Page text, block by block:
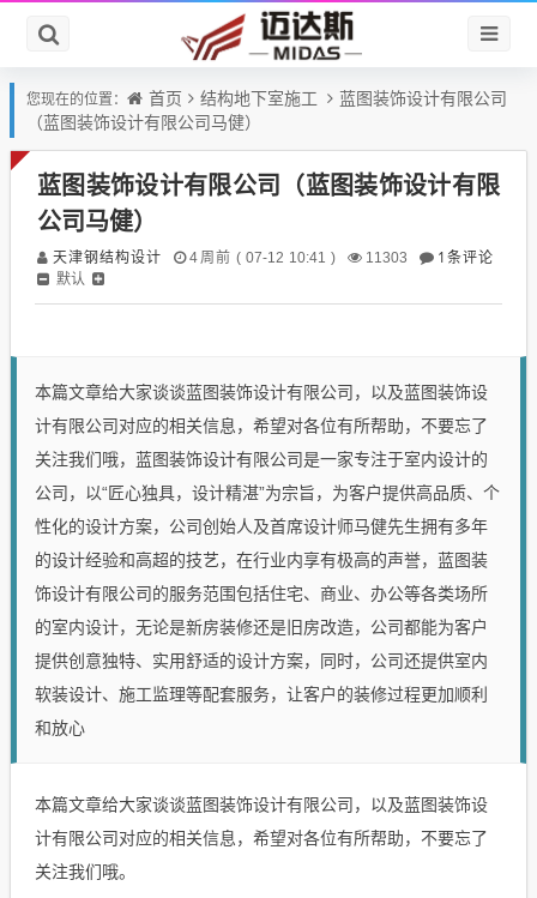
您现在的位置： 首页 结构地下室施工
蓝图装饰设计有限公司
（蓝图装饰设计有限公司马健）
蓝图装饰设计有限公司（蓝图装饰设计有限
公司马健）
天津钢结构设计 4周前 ( 07-12 10:41 ) 11303
1条评论
默认
本篇文章给大家谈谈蓝图装饰设计有限公司，以及蓝图装饰设
计有限公司对应的相关信息，希望对各位有所帮助，不要忘了
关注我们哦，蓝图装饰设计有限公司是一家专注于室内设计的
公司，以“匠心独具，设计精湛”为宗旨，为客户提供高品质、个
性化的设计方案，公司创始人及首席设计师马健先生拥有多年
的设计经验和高超的技艺，在行业内享有极高的声誉，蓝图装
饰设计有限公司的服务范围包括住宅、商业、办公等各类场所
的室内设计，无论是新房装修还是旧房改造，公司都能为客户
提供创意独特、实用舒适的设计方案，同时，公司还提供室内
软装设计、施工监理等配套服务，让客户的装修过程更加顺利
和放心
本篇文章给大家谈谈蓝图装饰设计有限公司，以及蓝图装饰设
计有限公司对应的相关信息，希望对各位有所帮助，不要忘了
关注我们哦。